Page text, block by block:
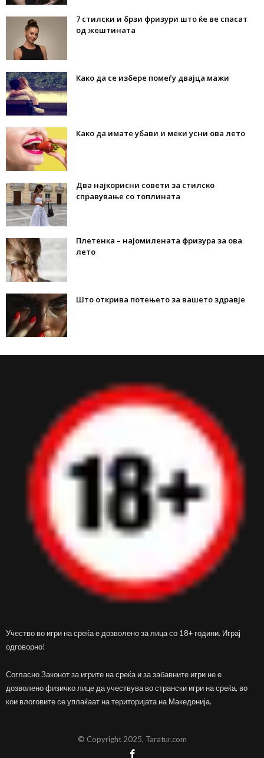
7 стилски и брзи фризури што ќе ве спасат
од жештината
Како да се избере помеѓу двајца мажи
Како да имате убави и меки усни ова лето
Два најкорисни совети за стилско
справување со топлината
Плетенка – најомилената фризура за ова
лето
Што открива потењето за вашето здравје
Учество во игри на среќа е дозволено за лица со 18+ години. Играј
одговорно!
Согласно Законот за игрите на среќа и за забавните игри не е
дозволено физичко лице да учествува во странски игри на среќа, во
кои влоговите се уплаќаат на територијата на Македонија.
© Copyright 2025, Taratur.com